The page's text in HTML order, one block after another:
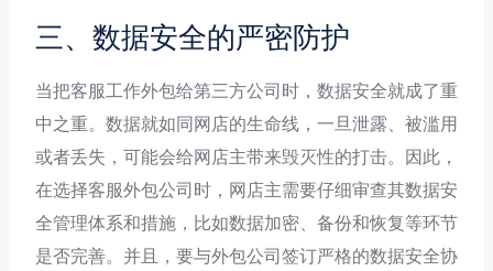
三、数据安全的严密防护
当把客服工作外包给第三方公司时，数据安全就成了重
中之重。数据就如同网店的生命线，一旦泄露、被滥用
或者丢失，可能会给网店主带来毁灭性的打击。因此，
在选择客服外包公司时，网店主需要仔细审查其数据安
全管理体系和措施，比如数据加密、备份和恢复等环节
是否完善。并且，要与外包公司签订严格的数据安全协